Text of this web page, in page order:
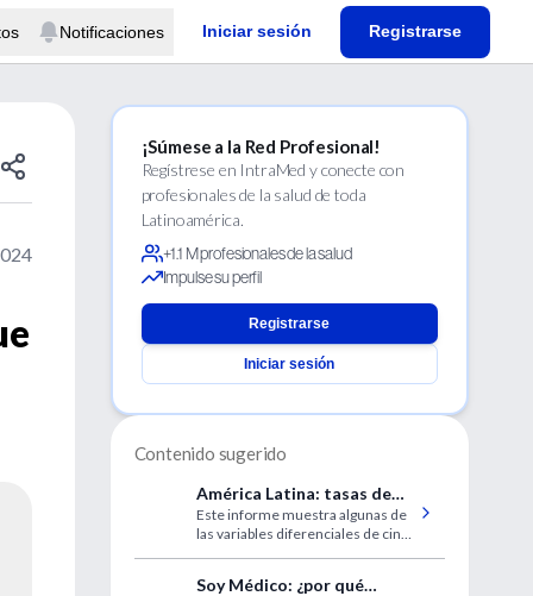
Notificaciones Iniciar sesión Registrarse
¡Súmese a la Red Profesional!
Regístrese en IntraMed y conecte con
profesionales de la salud de toda
Latinoamérica.
+1.1 M profesionales de la salud
Impulse su perfil
Registrarse
Iniciar sesión
Contenido sugerido
América Latina: tasas de
embarazos forzados en
adolescentes siguen
aumentando
Este informe muestra algunas de
las variables diferenciales de cinco
Soy Médico: ¿por qué